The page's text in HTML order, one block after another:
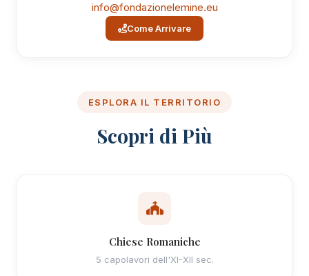
info@fondazionelemine.eu
Come Arrivare
ESPLORA IL TERRITORIO
Scopri di Più
Chiese Romaniche
5 capolavori dell'XI-XII sec.